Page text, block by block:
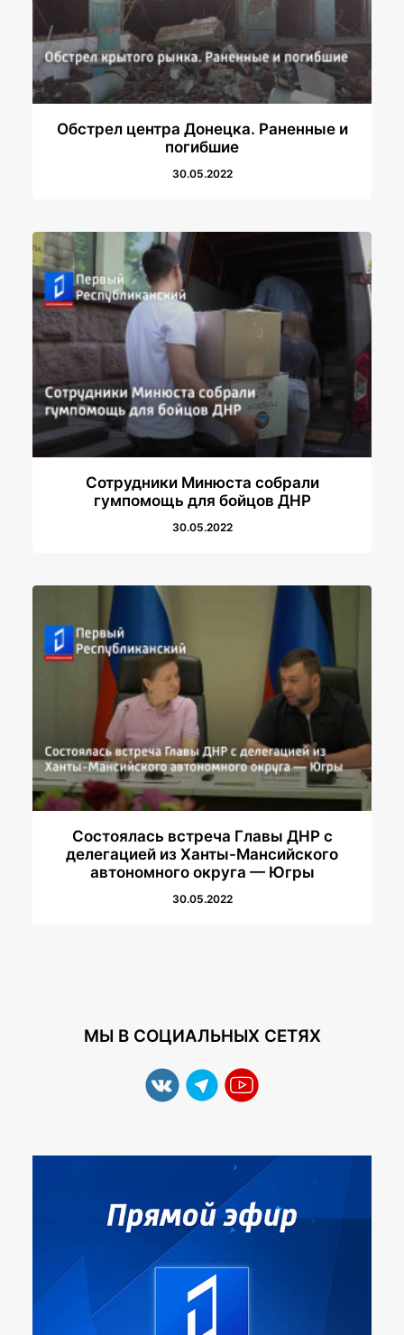
Обстрел центра Донецка. Раненные и
погибшие
30.05.2022
Сотрудники Минюста собрали
гумпомощь для бойцов ДНР
30.05.2022
Состоялась встреча Главы ДНР с
делегацией из Ханты-Мансийского
автономного округа — Югры
30.05.2022
МЫ В СОЦИАЛЬНЫХ СЕТЯХ